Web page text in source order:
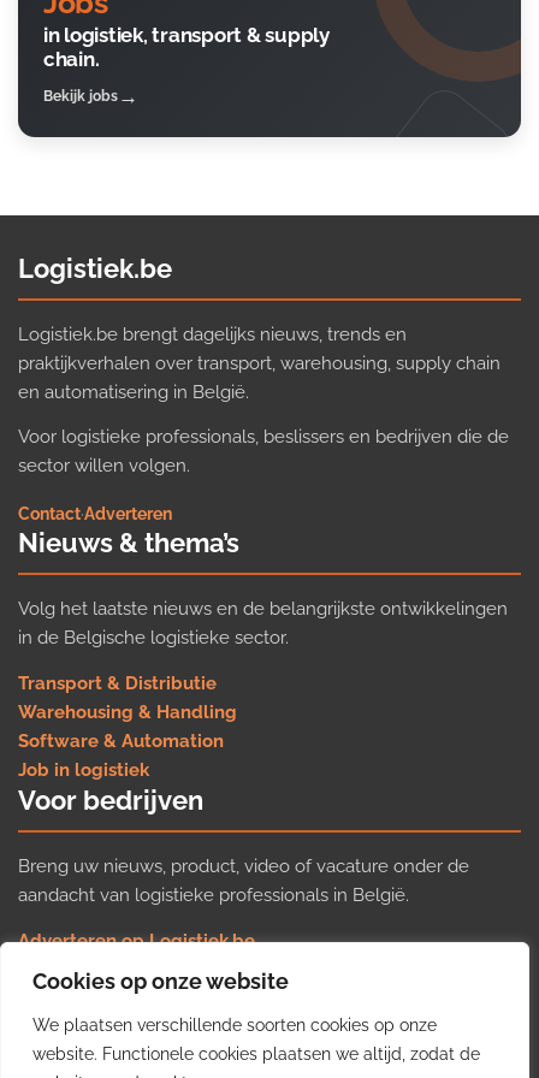
Cookies op onze website
We plaatsen verschillende soorten cookies op onze
website. Functionele cookies plaatsen we altijd, zodat de
in logistiek, transport & supply
chain.
Bekijk jobs
Logistiek.be
Logistiek.be brengt dagelijks nieuws, trends en
praktijkverhalen over transport, warehousing, supply chain
en automatisering in België.
Voor logistieke professionals, beslissers en bedrijven die de
sector willen volgen.
Contact·Adverteren
Nieuws & thema’s
Volg het laatste nieuws en de belangrijkste ontwikkelingen
in de Belgische logistieke sector.
Transport & Distributie
Warehousing & Handling
Software & Automation
Job in logistiek
Voor bedrijven
Breng uw nieuws, product, video of vacature onder de
aandacht van logistieke professionals in België.
Adverteren op Logistiek.be
Nieuws insturen
Uw video op Logistiek.TV
Job plaatsen
Gratis wekelijkse update